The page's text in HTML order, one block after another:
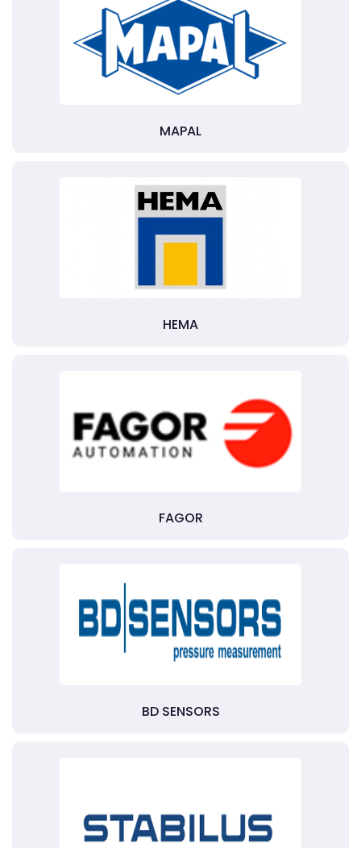
MAPAL
HEMA
FAGOR
BD SENSORS